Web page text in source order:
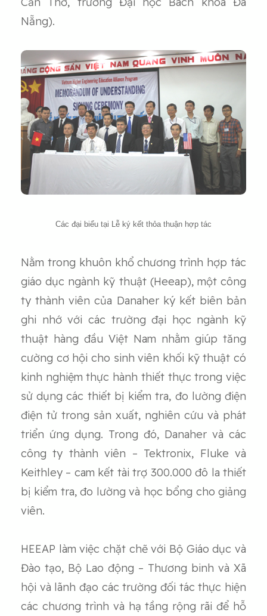
Nẵng).
Các đại biểu tại Lễ ký kết thỏa thuận hợp tác
Nằm trong khuôn khổ chương trình hợp tác
giáo dục ngành kỹ thuật (Heeap), một công
ty thành viên của Danaher ký kết biên bản
ghi nhớ với các trường đại học ngành kỹ
thuật hàng đầu Việt Nam nhằm giúp tăng
cường cơ hội cho sinh viên khối kỹ thuật có
kinh nghiệm thực hành thiết thực trong việc
sử dụng các thiết bị kiểm tra, đo lường điện
điện tử trong sản xuất, nghiên cứu và phát
triển ứng dụng. Trong đó, Danaher và các
công ty thành viên – Tektronix, Fluke và
Keithley – cam kết tài trợ 300.000 đô la thiết
bị kiểm tra, đo lường và học bổng cho giảng
viên.
HEEAP làm việc chặt chẽ với Bộ Giáo dục và
Đào tạo, Bộ Lao động – Thương binh và Xã
hội và lãnh đạo các trường đối tác thực hiện
các chương trình và hạ tầng rộng rãi để hỗ